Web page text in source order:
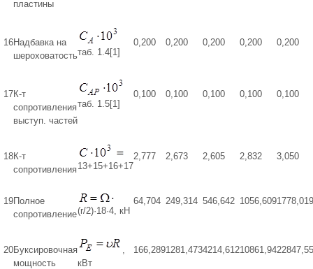
пластины
16Надбавка на
шероховатостьтаб. 1.4[1]
0,200 0,200 0,200 0,200 0,200
17К-т
сопротивления
выступ. частей
таб. 1.5[1]
0,100 0,100 0,100 0,100 0,100
18К-т
сопротивления13+15+16+17
2,777 2,673 2,605 2,832 3,050
19Полное
сопротивление(r/2)·18·4, кН
64,704 249,314 546,642 1056,6091778,019
20Буксировочная
мощность
,
кВт
166,2891281,4734214,61210861,9422847,55